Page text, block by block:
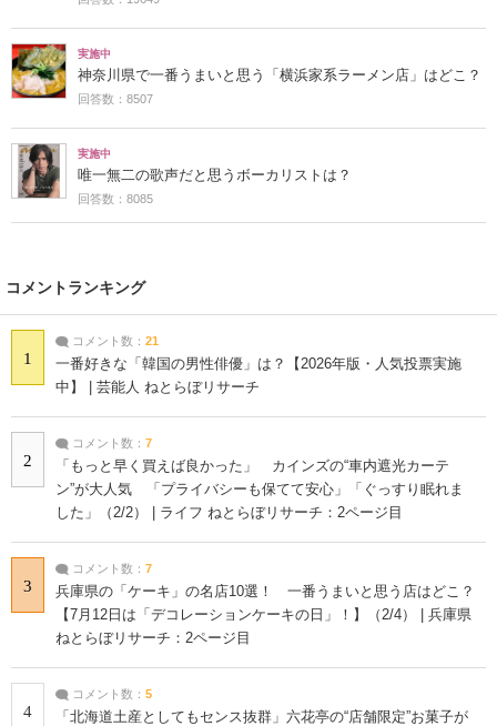
実施中
神奈川県で一番うまいと思う「横浜家系ラーメン店」はどこ？
回答数：8507
実施中
唯一無二の歌声だと思うボーカリストは？
回答数：8085
コメントランキング
1
コメント数： 21
一番好きな「韓国の男性俳優」は？【2026年版・人気投票実施
中】 | 芸能人 ねとらぼリサーチ
2
コメント数： 7
「もっと早く買えば良かった」 カインズの“車内遮光カーテ
ン”が大人気 「プライバシーも保てて安心」「ぐっすり眠れま
した」（2/2） | ライフ ねとらぼリサーチ：2ページ目
3
コメント数： 7
兵庫県の「ケーキ」の名店10選！ 一番うまいと思う店はどこ？
【7月12日は「デコレーションケーキの日」！】（2/4） | 兵庫県
ねとらぼリサーチ：2ページ目
4
コメント数： 5
「北海道土産としてもセンス抜群」六花亭の“店舗限定”お菓子が